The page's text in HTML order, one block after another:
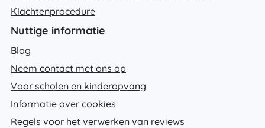
Klachtenprocedure
Nuttige informatie
Blog
Neem contact met ons op
Voor scholen en kinderopvang
Informatie over cookies
Regels voor het verwerken van reviews